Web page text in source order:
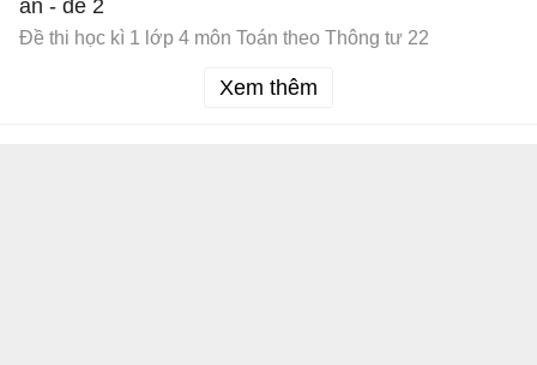
án - đề 2
Đề thi học kì 1 lớp 4 môn Toán theo Thông tư 22
Xem thêm